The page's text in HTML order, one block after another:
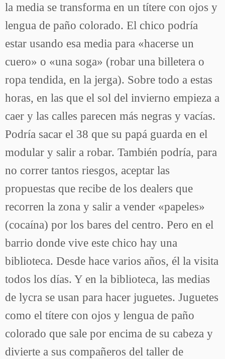
la media se transforma en un títere con ojos y
lengua de paño colorado. El chico podría
estar usando esa media para «hacerse un
cuero» o «una soga» (robar una billetera o
ropa tendida, en la jerga). Sobre todo a estas
horas, en las que el sol del invierno empieza a
caer y las calles parecen más negras y vacías.
Podría sacar el 38 que su papá guarda en el
modular y salir a robar. También podría, para
no correr tantos riesgos, aceptar las
propuestas que recibe de los dealers que
recorren la zona y salir a vender «papeles»
(cocaína) por los bares del centro. Pero en el
barrio donde vive este chico hay una
biblioteca. Desde hace varios años, él la visita
todos los días. Y en la biblioteca, las medias
de lycra se usan para hacer juguetes. Juguetes
como el títere con ojos y lengua de paño
colorado que sale por encima de su cabeza y
divierte a sus compañeros del taller de